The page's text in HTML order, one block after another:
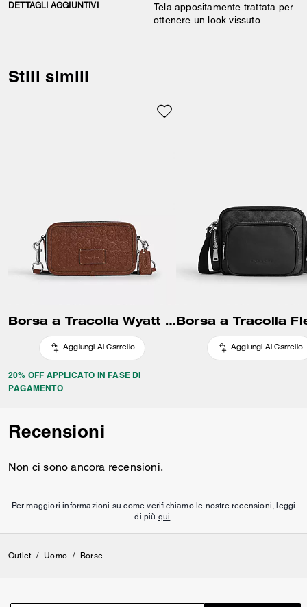
DETTAGLI AGGIUNTIVI
Tela appositamente trattata per
ottenere un look vissuto
Stili simili
Borsa a Tracolla Wyatt in Pelle Signature
Aggiungi Al Carrello
20% OFF APPLICATO IN FASE DI
PAGAMENTO
Aggiungi Al Carrello
Recensioni
Non ci sono ancora recensioni.
Per maggiori informazioni su come verifichiamo le nostre recensioni, leggi
di più qui
Outlet / Uomo / Borse